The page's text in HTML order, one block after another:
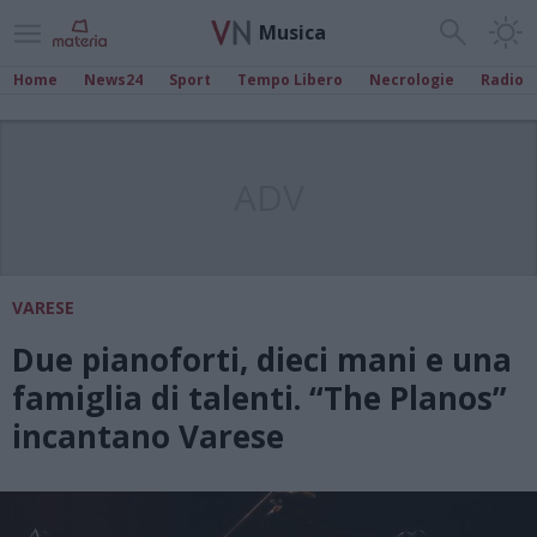
Musica
Home News24 Sport Tempo Libero Necrologie Radio
VARESE
Due pianoforti, dieci mani e una
famiglia di talenti. “The Planos”
incantano Varese